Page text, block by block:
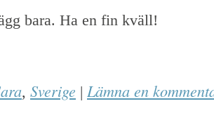
bara. Ha en fin kväll!
, Sverige | Lämna en